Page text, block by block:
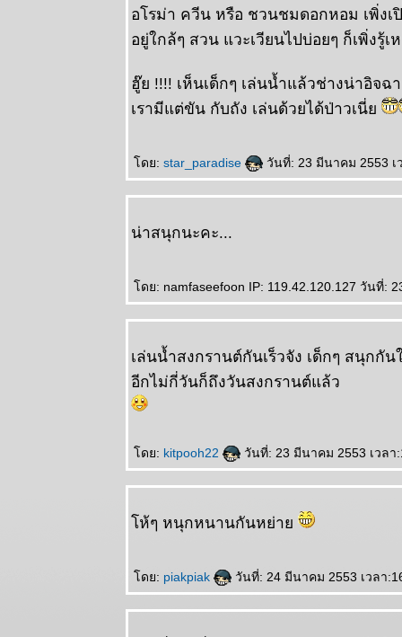
อโรม่า ควีน หรือ ชวนชมดอกหอม เพิ่งเ
อยู่ใกล้ๆ สวน แวะเวียนไปบ่อยๆ ก็เพิ่งรู้
ฮู๊ย !!!! เห็นเด็กๆ เล่นน้ำแล้วช่างน่าอิจฉ
เรามีแต่ขัน กับถัง เล่นด้วยได้ป่าวเนี่
ดย: star_paradise วันที่: 23 มีนาคม 2553 เ
น่าสนุกนะคะ...
ดย: namfaseefoon IP: 119.42.120.127 วันที่:
เล่นน้ำสงกรานต์กันเร็วจัง เด็กๆ สนุกกั
อีกไม่กี่วันก็ถึงวันสงกรานต์แล้ว
ดย: kitpooh22 วันที่: 23 มีนาคม 2553 เวลา
ห้ๆ หนุกหนานกันหย่า
ดย: piakpiak วันที่: 24 มีนาคม 2553 เวลา